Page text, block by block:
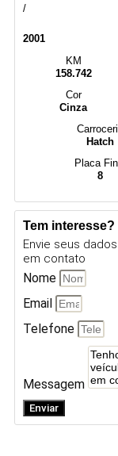
/
2001
KM
158.742
Cor
Cinza
Hatch
Placa
8
Tem interesse?
Envie seus
em contato
Nome
Email
Telefone
Messagem
Enviar